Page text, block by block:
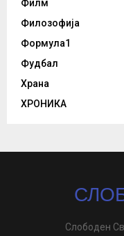
Филм
Филозофија
Формула1
Фудбал
Храна
ХРОНИКА
Слободен